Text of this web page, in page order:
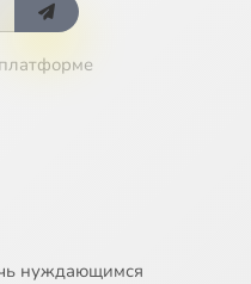
нуждающимся